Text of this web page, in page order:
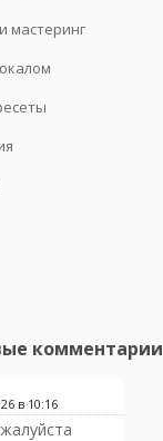
мастеринг
комментарии
в 10:16